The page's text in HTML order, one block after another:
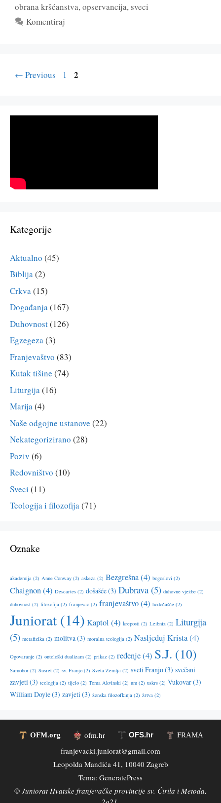
obrana kršćanstva,opservancija, sveci
Komentiraj
← Previous Page
1 Page
2
Kategorije
Aktualno (45)
Biblija(2)
Crkva(15)
Događanja(167)
Duhovnost(126)
Egzegeza(3)
Franjevaštvo (83)
Kutak tišine (74)
Liturgija(16)
Marija(4)
Naše odgojne ustanove (22)
Nekategorizirano (28)
Poziv (6)
Redovništvo (10)
Sveci (11)
Teologija i filozofija(71)
Oznake
akademija (2) Anne Conway (2) askeza (2) Bezgrešna(4) bogoslovi (2)
Chaignon(4) Descartes (2) došašće(3) Dubrava (5) duhovne vježbe (2)
duhovnost (2) filozofija (2) franjevac (2) franjevaštvo(4) hodočašće (2)
Juniorat (14) Kaptol (4) kreposti (2) Leibniz (2) Liturgija
(5) metafizika (2) molitva(3) moralna teologija (2) Nasljeduj Krista(4)
Ogovaranje (2) ontološki dualizam (2) prikaz (2) ređenje(4) S.J. (10)
Samobor (2) Susret (2) sv. Franjo (2) Sveta Zemlja (2) sveti Franjo(3) svečani
zavjeti(3) teologija (2) tijelo (2) Toma Akvinski (2) um (2) uskrs (2) Vukovar(3)
William Doyle(3) zavjeti(3) ženska filozofkinja (2) žrtva (2)
OFM.org ofm.hr OFS.hr FRAMA
franjevacki.juniorat@gmail.com
Leopolda Mandića 41, 10040 Zagreb
Tema: GeneratePress
© Juniorat Hvatske franjevačke provincije sv. Ćirila i Metoda,